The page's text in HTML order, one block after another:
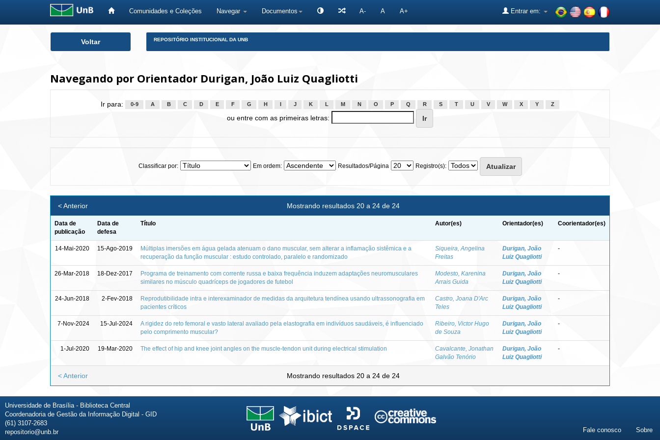
Comunidades e Coleções Navegar Documentos A- A A+ Entrar em:
Voltar REPOSITÓRIO INSTITUCIONAL DA UNB
Navegando por Orientador Durigan, João Luiz Quagliotti
Ir para: 0-9 A B C D E F G H J K L M N O P Q R S T U V W X Y Z
ou entre com as primeiras letras:
Classificar por: Em ordem: Resultados/Página Registro(s):
Mostrando resultados 20 a 24 de 24
< Anterior
Data de
publicação
Data de
defesa
Título Autor(es) Orientador(es) Coorientador(es)
14-Mai-2020 15-Ago-2019
Múltiplas imersões em água gelada atenuam o dano muscular, sem alterar a inflamação sistêmica e a
recuperação da função muscular : estudo controlado, paralelo e randomizado
Siqueira, Angelina
Freitas
Durigan, João
Luiz Quagliotti
-
26-Mar-2018 18-Dez-2017
Programa de treinamento com corrente russa e baixa frequência induzem adaptações neuromusculares
similares no músculo quadríceps de jogadores de futebol
Modesto, Karenina
Arrais Guida
Durigan, João
Luiz Quagliotti
-
24-Jun-2018 2-Fev-2018
Reprodutibilidade intra e interexaminador de medidas da arquitetura tendínea usando ultrassonografia em
pacientes críticos
Castro, Joana D'Arc
Teles
Durigan, João
Luiz Quagliotti
-
7-Nov-2024 15-Jul-2024
A rigidez do reto femoral e vasto lateral avaliado pela elastografia em indivíduos saudáveis, é influenciado
pelo comprimento muscular?
Ribeiro, Victor Hugo
de Souza
Durigan, João
Luiz Quagliotti
-
1-Jul-2020 19-Mar-2020 The effect of hip and knee joint angles on the muscle-tendon unit during electrical stimulation
Cavalcante, Jonathan
Galvão Tenório
Durigan, João
Luiz Quagliotti
-
Mostrando resultados 20 a 24 de 24
< Anterior
Universidade de Brasília - Biblioteca Central
Coordenadoria de Gestão da Informação Digital - GID
(61) 3107-2683
repositorio@unb.br
Fale conosco Sobre